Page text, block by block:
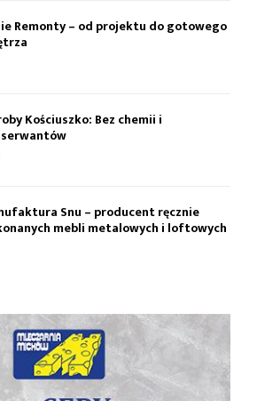
Remonty – od projektu do gotowego
Kościuszko: Bez chemii i
Snu – producent ręcznie
mebli metalowych i loftowych